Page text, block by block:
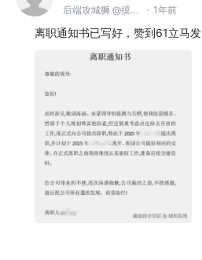
后端攻城狮 @摸鱼司 · 1年前
离职通知书已写好，赞到61立马发